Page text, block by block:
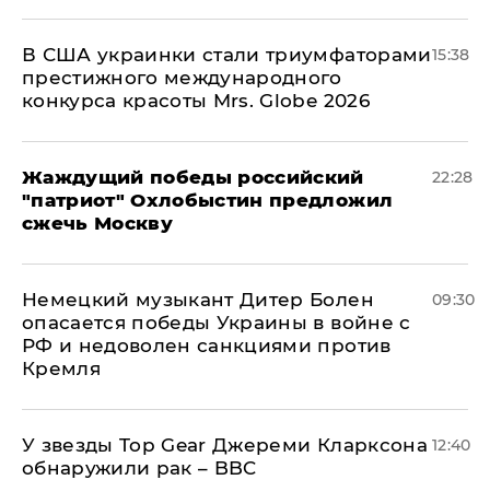
В США украинки стали триумфаторами
престижного международного
конкурса красоты Mrs. Globe 2026
15:38
Жаждущий победы российский
"патриот" Охлобыстин предложил
сжечь Москву
22:28
Немецкий музыкант Дитер Болен
опасается победы Украины в войне с
РФ и недоволен санкциями против
Кремля
09:30
У звезды Top Gear Джереми Кларксона
обнаружили рак – BBC
12:40